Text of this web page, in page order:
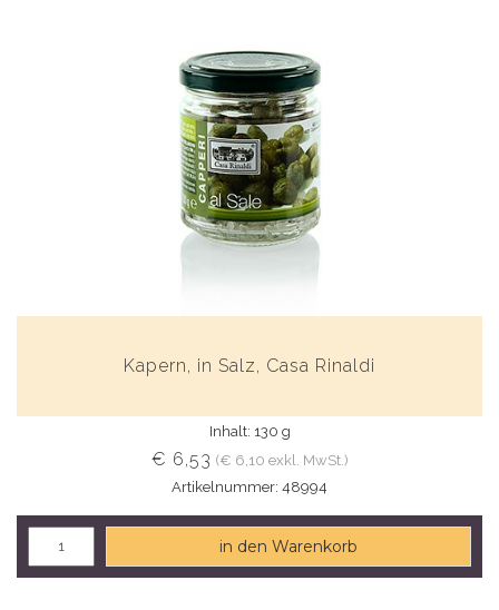
Kapern, in Salz, Casa Rinaldi
Inhalt: 130 g
€ 6,53 (€ 6,10 exkl. MwSt.)
Artikelnummer: 48994
in den Warenkorb